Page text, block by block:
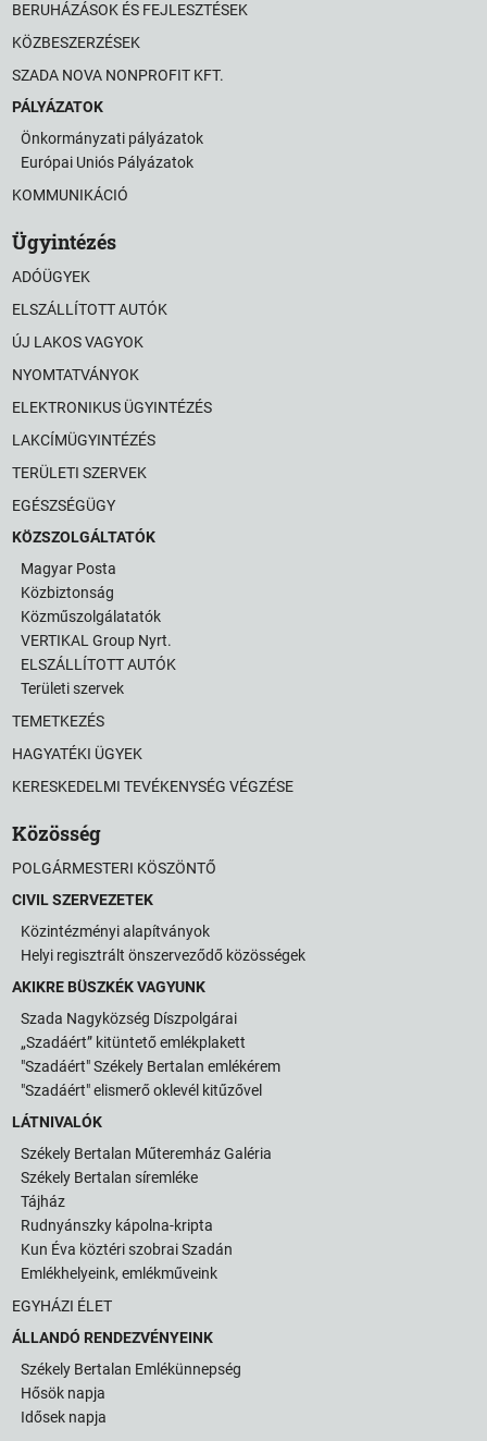
BERUHÁZÁSOK ÉS FEJLESZTÉSEK
KÖZBESZERZÉSEK
SZADA NOVA NONPROFIT KFT.
PÁLYÁZATOK
Önkormányzati pályázatok
Európai Uniós Pályázatok
KOMMUNIKÁCIÓ
Ügyintézés
ADÓÜGYEK
ELSZÁLLÍTOTT AUTÓK
ÚJ LAKOS VAGYOK
NYOMTATVÁNYOK
ELEKTRONIKUS ÜGYINTÉZÉS
LAKCÍMÜGYINTÉZÉS
TERÜLETI SZERVEK
EGÉSZSÉGÜGY
KÖZSZOLGÁLTATÓK
Magyar Posta
Közbiztonság
Közműszolgálatatók
VERTIKAL Group Nyrt.
ELSZÁLLÍTOTT AUTÓK
Területi szervek
TEMETKEZÉS
HAGYATÉKI ÜGYEK
KERESKEDELMI TEVÉKENYSÉG VÉGZÉSE
Közösség
POLGÁRMESTERI KÖSZÖNTŐ
CIVIL SZERVEZETEK
Közintézményi alapítványok
Helyi regisztrált önszerveződő közösségek
AKIKRE BÜSZKÉK VAGYUNK
Szada Nagyközség Díszpolgárai
„Szadáért” kitüntető emlékplakett
"Szadáért" Székely Bertalan emlékérem
"Szadáért" elismerő oklevél kitűzővel
LÁTNIVALÓK
Székely Bertalan Műteremház Galéria
Székely Bertalan síremléke
Tájház
Rudnyánszky kápolna-kripta
Kun Éva köztéri szobrai Szadán
Emlékhelyeink, emlékműveink
EGYHÁZI ÉLET
ÁLLANDÓ RENDEZVÉNYEINK
Székely Bertalan Emlékünnepség
Hősök napja
Idősek napja